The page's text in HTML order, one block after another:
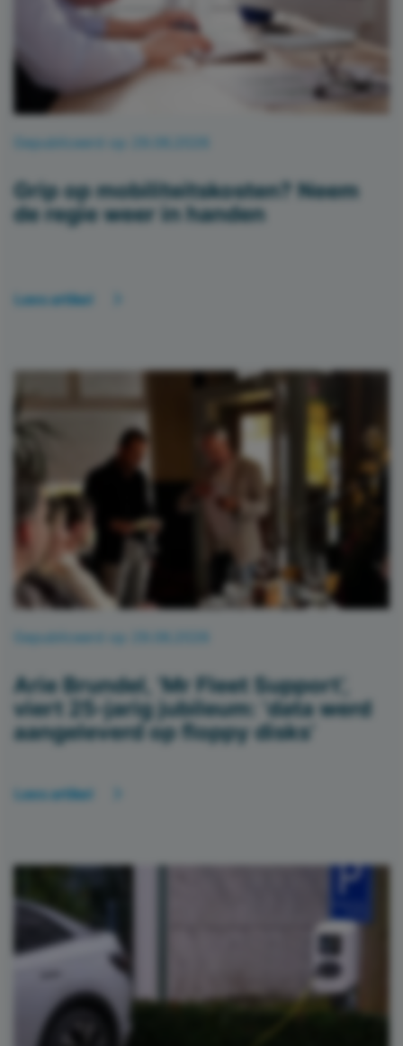
Gepubliceerd op 29.06.2026
Grip op mobiliteitskosten? Neem
de regie weer in handen
Lees artikel
Gepubliceerd op 29.06.2026
Arie Brundel, ‘Mr Fleet Support’,
viert 25-jarig jubileum: ‘data werd
aangeleverd op floppy disks’
Lees artikel